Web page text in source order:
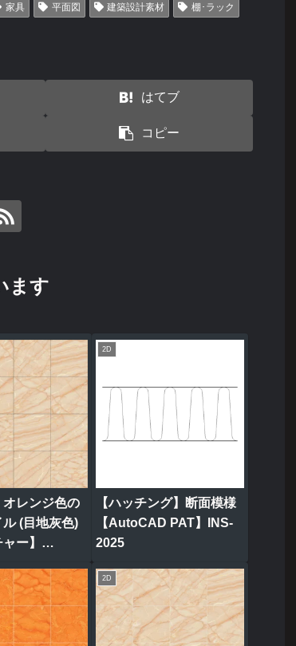
家具 平面図 建築設計素材
棚･ラック
はてブ
コピー
ます
オレンジ色の
(目地灰色)
ー】
2D
【ハッチング】断面模様
【AutoCAD PAT】INS-
2025
2D